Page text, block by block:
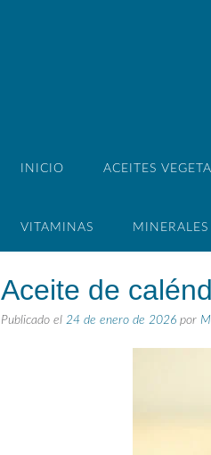
INICIO ACEITES
VITAMINAS MINERALES
Aceite de
Publicado el 24 de enero de 2026 por